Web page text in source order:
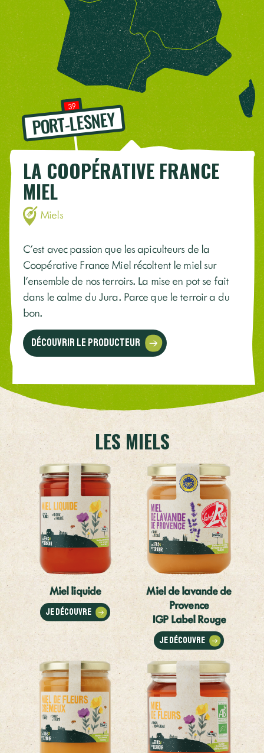
39
PORT-LESNEY
LA COOPÉRATIVE FRANCE
MIEL
Miels
C’est avec passion que les apiculteurs de la
Coopérative France Miel récoltent le miel sur
l'ensemble de nos terroirs. La mise en pot se fait
dans le calme du Jura. Parce que le terroir a du
bon.
Découvrir le producteur
LES MIELS
Miel liquide
Je découvre
Miel de lavande de
Provence
IGP Label Rouge
Je découvre